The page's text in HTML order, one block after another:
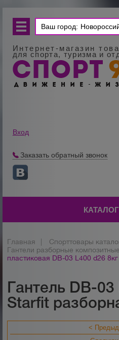
Ваш город:
Интернет-магазин
для спорта, туризма и
Вход
Заказать обратный звонок
Главная Спорттовары
Гантели разборные композитные
пластиковая DB-03 L400 d26
Гантель DB-
Starfit
<